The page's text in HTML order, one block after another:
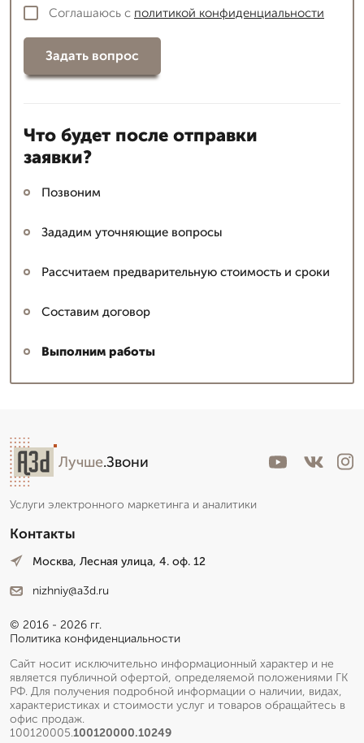
Соглашаюсь с политикой конфиденциальности
Задать вопрос
Что будет после отправки
заявки?
Позвоним
Зададим уточняющие вопросы
Рассчитаем предварительную стоимость и сроки
Составим договор
Выполним работы
Лучше.Звони
Услуги электронного маркетинга и аналитики
Контакты
Москва, Лесная улица, 4. оф. 12
nizhniy@a3d.ru
© 2016 - 2026 гг.
Политика конфиденциальности
Сайт носит исключительно информационный характер и не
является публичной офертой, определяемой положениями ГК
РФ. Для получения подробной информации о наличии, видах,
характеристиках и стоимости услуг и товаров обращайтесь в
офис продаж.
100120005.100120000.10249